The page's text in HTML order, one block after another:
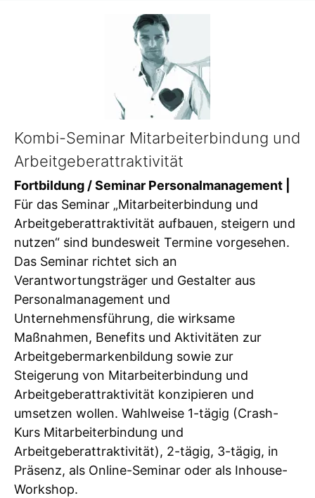
Kombi-Seminar Mitarbeiterbindung und
Arbeitgeberattraktivität
Fortbildung / Seminar Personalmanagement |
Für das Seminar „Mitarbeiterbindung und
Arbeitgeberattraktivität aufbauen, steigern und
nutzen“ sind bundesweit Termine vorgesehen.
Das Seminar richtet sich an
Verantwortungsträger und Gestalter aus
Personalmanagement und
Unternehmensführung, die wirksame
Maßnahmen, Benefits und Aktivitäten zur
Arbeitgebermarkenbildung sowie zur
Steigerung von Mitarbeiterbindung und
Arbeitgeberattraktivität konzipieren und
umsetzen wollen. Wahlweise 1-tägig (Crash-
Kurs Mitarbeiterbindung und
Arbeitgeberattraktivität), 2-tägig, 3-tägig, in
Präsenz, als Online-Seminar oder als Inhouse-
Workshop.